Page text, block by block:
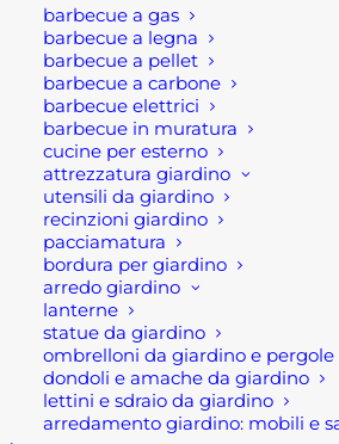
barbecue a gas
barbecue a legna
barbecue a pellet
barbecue a carbone
barbecue elettrici
barbecue in muratura
cucine per esterno
attrezzatura giardino
utensili da giardino
recinzioni giardino
pacciamatura
bordura per giardino
arredo giardino
lanterne
statue da giardino
ombrelloni da giardino e
dondoli e amache da giardino
lettini e sdraio da giardino
arredamento giardino: mobili e
Infatti i granulati sono sempre
nella decorazione degli spazi
giardinaggio in generale.
decorazione di aiuole e giardini.
aspetto estetico queste pietre da
permettono la crescita di erbacce
aiuole.
In questo caso per l’offerta
Zandobbio, saranno disponibili
misure 8/12 e 1,8/3 venduti
kg 25 .
Per maggiori informazioni